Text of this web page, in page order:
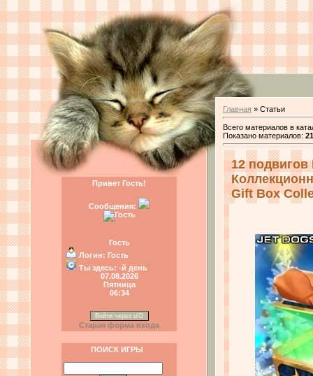
Привет Гость!
Сообщения:
Гость
Логин: Гость
Ты здесь: -й день
07.08.2026
Пятница
06:34
Войти через uID
Старая форма входа
ПОИСК ИГРЫ
Главная » Статьи
Всего материалов в
Показано материалов:
12
Gift Box